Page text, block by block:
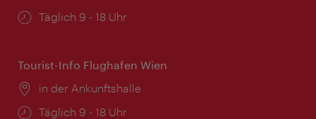
Öffnungszeiten:
Täglich 9 - 18 Uhr
Tourist-Info Flughafen Wien
Ort:
in der Ankunftshalle
Öffnungszeiten:
Täglich 9 - 18 Uhr